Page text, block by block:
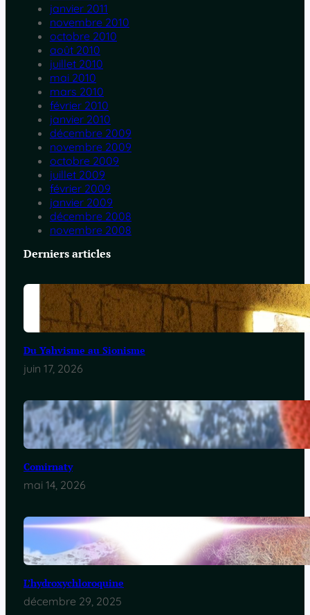
janvier 2011
novembre 2010
octobre 2010
août 2010
juillet 2010
mai 2010
mars 2010
février 2010
janvier 2010
décembre 2009
novembre 2009
octobre 2009
juillet 2009
février 2009
janvier 2009
décembre 2008
novembre 2008
Derniers articles
Du Yahvisme au Sionisme
juin 17, 2026
Comirnaty
mai 14, 2026
L’hydroxychloroquine
décembre 29, 2025